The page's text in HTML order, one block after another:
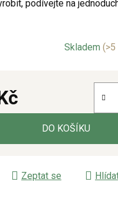
podívejte na
Skladem (>5
DO KOŠÍKU
Zeptat se